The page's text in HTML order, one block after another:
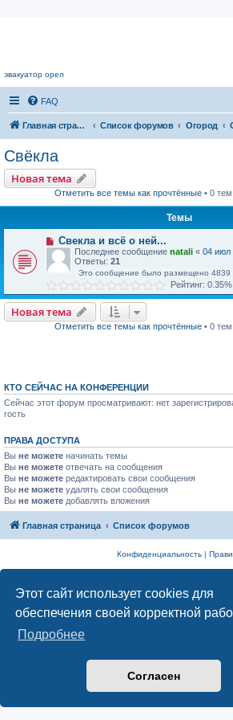
Этот сайт использует cookies для
обеспечения своей корректной
Подробнее
Согласен
эвакуатор орел
FAQ
Главная страница Список форумов Огород
Свёкла
Новая тема
Отметить все темы как прочтённые• 0 тем
Темы
Свекла и всё о ней...
Последнее сообщение natali « 04 июл
Ответы: 21
Это сообщение было размещено 4839
Рейтинг: 0.35%
Новая тема
Отметить все темы как прочтённые• 0 тем
КТО СЕЙЧАС НА КОНФЕРЕНЦИИ
Сейчас этот форум просматривают: нет
гость
ПРАВА ДОСТУПА
Вы не можете начинать темы
Вы не можете отвечать на сообщения
Вы не можете редактировать свои сообщения
Вы не можете удалять свои сообщения
Вы не можете добавлять вложения
Главная страница Список форумов
Конфиденциальность|